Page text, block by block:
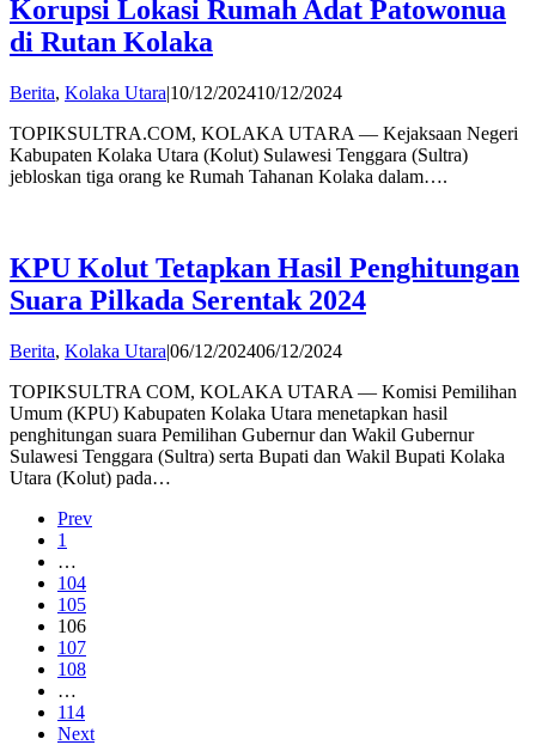
Korupsi Lokasi Rumah Adat Patowonua
di Rutan Kolaka
Berita, Kolaka Utara|10/12/202410/12/2024by
TOPIKSULTRA.COM, KOLAKA UTARA — Kejaksaan Negeri
Kabupaten Kolaka Utara (Kolut) Sulawesi Tenggara (Sultra)
jebloskan tiga orang ke Rumah Tahanan Kolaka dalam….
KPU Kolut Tetapkan Hasil Penghitungan
Suara Pilkada Serentak 2024
Berita, Kolaka Utara|06/12/202406/12/2024by
TOPIKSULTRA COM, KOLAKA UTARA — Komisi Pemilihan
Umum (KPU) Kabupaten Kolaka Utara menetapkan hasil
penghitungan suara Pemilihan Gubernur dan Wakil Gubernur
Sulawesi Tenggara (Sultra) serta Bupati dan Wakil Bupati Kolaka
Utara (Kolut) pada…
Prev
1
…
104
105
106
107
108
…
114
Next